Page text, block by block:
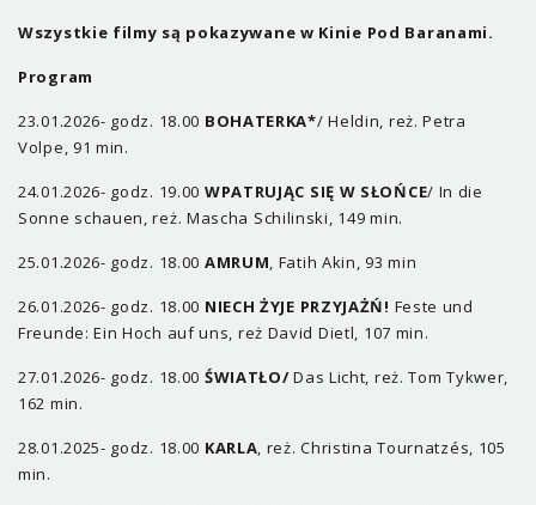
Wszystkie filmy są pokazywane w Kinie Pod Baranami.
Program
23.01.2026- godz. 18.00 BOHATERKA*/ Heldin, reż. Petra
Volpe, 91 min.
24.01.2026- godz. 19.00 WPATRUJĄC SIĘ W SŁOŃCE/ In die
Sonne schauen, reż. Mascha Schilinski, 149 min.
25.01.2026- godz. 18.00 AMRUM , Fatih Akin, 93 min
26.01.2026- godz. 18.00 NIECH ŻYJE PRZYJAŻŃ! Feste und
Freunde: Ein Hoch auf uns, reż David Dietl, 107 min.
27.01.2026- godz. 18.00 ŚWIATŁO/Das Licht, reż. Tom Tykwer,
162 min.
28.01.2025- godz. 18.00 KARLA , reż. Christina Tournatzés, 105
min.